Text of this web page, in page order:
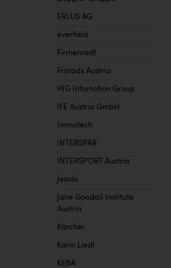
ERLUS AG
everfield
Firmenradl
Fristads Austria
HIG Infomotion Group
IFE Austria GmbH
Immotech
INTERSPAR
INTERSPORT Austria
Jesolo
Jane Goodall Institute
Austria
Kärcher
Karin Liedl
KEBA